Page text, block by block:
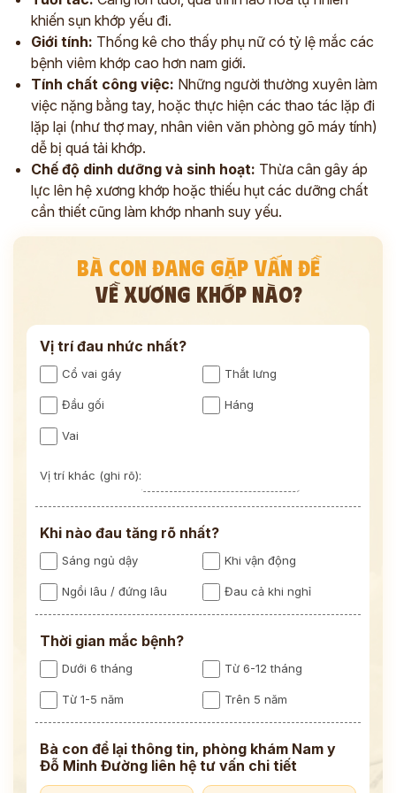
khiến sụn khớp yếu đi.
Giới tính: Thống kê cho thấy phụ nữ có tỷ lệ mắc các
bệnh viêm khớp cao hơn nam giới.
Tính chất công việc: Những người thường xuyên làm
việc nặng bằng tay, hoặc thực hiện các thao tác lặp đi
lặp lại (như thợ may, nhân viên văn phòng gõ máy tính)
dễ bị quá tải khớp.
Chế độ dinh dưỡng và sinh hoạt: Thừa cân gây áp
lực lên hệ xương khớp hoặc thiếu hụt các dưỡng chất
cần thiết cũng làm khớp nhanh suy yếu.
BÀ CON ĐANG GẶP VẤN ĐỀ
VỀ XƯƠNG KHỚP NÀO?
Vị trí đau nhức nhất?
Cổ vai gáy Thắt lưng
Đầu gối Háng
Vai
Vị trí khác (ghi rõ):
Khi nào đau tăng rõ nhất?
Sáng ngủ dậy Khi vận động
Ngồi lâu / đứng lâu Đau cả khi nghỉ
Thời gian mắc bệnh?
Dưới 6 tháng Từ 6-12 tháng
Từ 1-5 năm Trên 5 năm
Bà con để lại thông tin, phòng khám Nam y
Đỗ Minh Đường liên hệ tư vấn chi tiết